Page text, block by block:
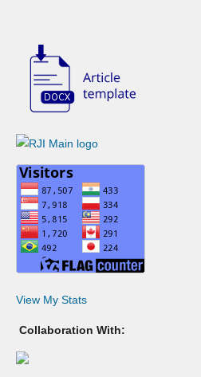
View My Stats
Collaboration With: